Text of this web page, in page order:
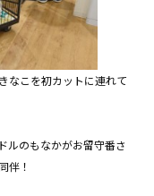
なこを初カットに連れて
ルのもなかがお留守番さ
伴！